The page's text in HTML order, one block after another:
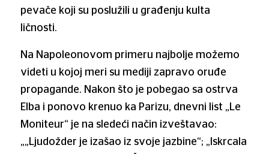
pevače koji su poslužili u građenju kulta
ličnosti.
Na Napoleonovom primeru najbolje možemo
videti u kojoj meri su mediji zapravo oruđe
propagande. Nakon što je pobegao sa ostrva
Elba i ponovo krenuo ka Parizu, dnevni list „Le
Moniteur“ je na sledeći način izveštavao:
„„Ljudožder je izašao iz svoje jazbine“; „Iskrcala